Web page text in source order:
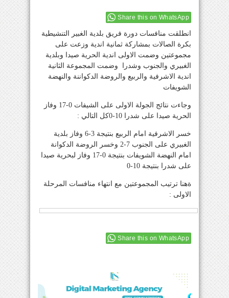
Share this on WhatsApp
انطلقت منافسات دورة فريق بلدية الغبير التنشيطية
بكرة الصالات بمشاركة ثمانية اندية وزعت على
مجموعتين وضمت الاولى اندية الحرية صيدا وبلدية
الغبيري والجنوب وشدرا وضمت المجموعة الثانية
اندية الاشرفية والربيع والروضة الدكواننة والنهضة
الشويفات
وجاءت نتائج الجولة الاولى على الشيفات 0-17 وفاز
الحرية صيدا على شدرا 10-0كل التالي :
خسر الاشرفية امام الربيع بنتيجة 3-6 وفاز بلدية
الغبيري على الجنوب 7-2 وخسر الروضة الدكوانة
امام النهضة الشويفات بنتيجة 0-17 وفاز لبحرية صيدا
على شدرا بنتيجة 10-0
ةهنا ترتيب المجموعتين مع انتهاء منافسات المرحلة
الاولى :
Share this on WhatsApp